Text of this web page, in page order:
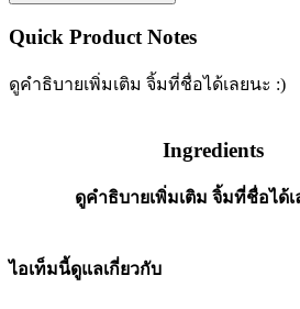
Quick Product Notes
ดูคำธิบายเพิ่มเติม จิ้มที่ชื่อได้เลยนะ :)
Ingredients
ดูคำธิบายเพิ่มเติม จิ้มที่ชื่อได้เ
ไอเท็มนี้ดูแลเกี่ยวกับ